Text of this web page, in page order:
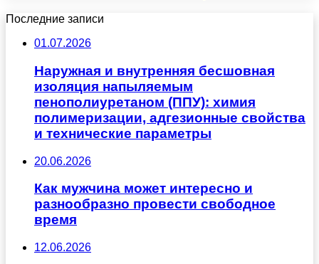
Последние записи
01.07.2026
Наружная и внутренняя бесшовная
изоляция напыляемым
пенополиуретаном (ППУ): химия
полимеризации, адгезионные свойства
и технические параметры
20.06.2026
Как мужчина может интересно и
разнообразно провести свободное
время
12.06.2026